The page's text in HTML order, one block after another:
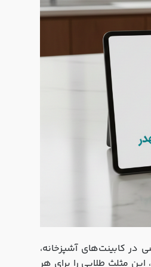
کابینت‌های آشپزخانه،
کیفی. چوبین هنر فرتاک با 12 سال تجربه در ساحل شمال، این مثلث طلایی را برای هر